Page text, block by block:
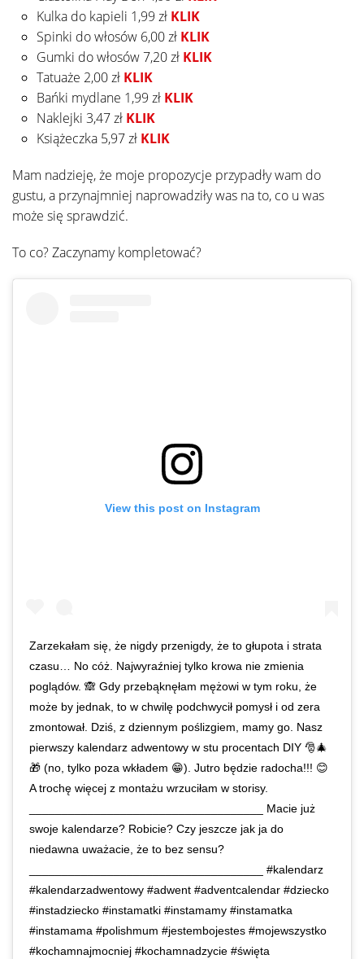
Kulka do kapieli 1,99 zł KLIK
Spinki do włosów 6,00 zł KLIK
Gumki do włosów 7,20 zł KLIK
Tatuaże 2,00 zł KLIK
Bańki mydlane 1,99 zł KLIK
Naklejki 3,47 zł KLIK
Książeczka 5,97 zł KLIK
Mam nadzieję, że moje propozycje przypadły wam do
gustu, a przynajmniej naprowadziły was na to, co u was
może się sprawdzić.
To co? Zaczynamy kompletować?
View this post on Instagram
Zarzekałam się, że nigdy przenigdy, że to głupota i strata
czasu… No cóż. Najwyraźniej tylko krowa nie zmienia
poglądów. 🙈 Gdy przebąknęłam mężowi w tym roku, że
może by jednak, to w chwilę podchwycił pomysł i od zera
zmontował. Dziś, z dziennym poślizgiem, mamy go. Nasz
pierwszy kalendarz adwentowy w stu procentach DIY 🎅🎄
🎁 (no, tylko poza wkładem 😁). Jutro będzie radocha!!! 😊
A trochę więcej z montażu wrzuciłam w storisy.
____________________________________ Macie już
swoje kalendarze? Robicie? Czy jeszcze jak ja do
niedawna uważacie, że to bez sensu?
____________________________________ #kalendarz
#kalendarzadwentowy #adwent #adventcalendar #dziecko
#instadziecko #instamatki #instamamy #instamatka
#instamama #polishmum #jestembojestes #mojewszystko
#kochamnajmocniej #kochamnadzycie #święta